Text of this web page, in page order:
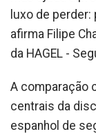
luxo de
afirma Filipe
da HAGEL -
A comparação
centrais da
espanhol de